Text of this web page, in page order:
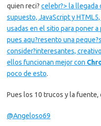
quien reci? celebr?> la llegada
supuesto, JavaScript y
usadas en el sitio para poner
pues aqu?resento una
consider?interesantes,
ellos funcionan mejor con
poco de esto.
Pues los 10 trucos y la fuente,
@Angeloso69